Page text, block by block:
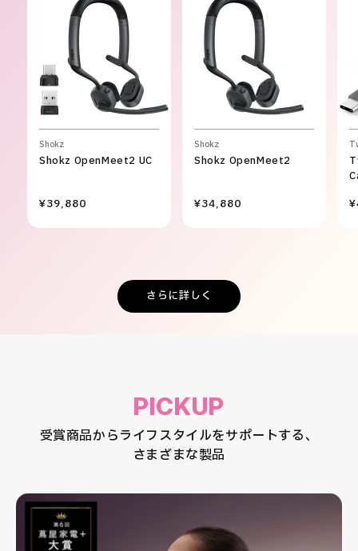
Shokz
Shokz OpenMeet2 UC
¥39,880
Shokz
Shokz OpenMeet2
¥34,880
さらに詳しく
PICKUP
受賞商品からライフスタイルをサポートする、
さまざまな製品